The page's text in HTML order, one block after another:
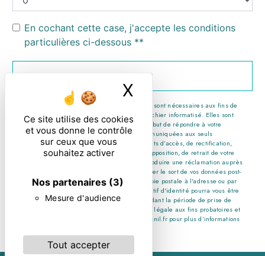
Ce site utilise des cookies
et vous donne le contrôle
sur ceux que vous
souhaitez activer
Nos partenaires (3)
Mesure d'audience
Tout accepter
X Masquer le
En cochant cette case, j'accepte les conditions
particulières ci-dessous **
ENVOYER
** Les données personnelles communiquées sont nécessaires aux fins de
vous contacter et sont enregistrées dans un fichier informatisé. Elles sont
destinées à et ses sous-traitants dans le seul but de répondre à votre
message. Les données collectées seront communiquées aux seuls
destinataires suivants: . Vous disposez de droits d’accès, de rectification,
d’effacement, de portabilité, de limitation, d’opposition, de retrait de votre
consentement à tout moment et du droit d’introduire une réclamation auprès
d’une autorité de contrôle, ainsi que d’organiser le sort de vos données post-
mortem. Vous pouvez exercer ces droits par voie postale à l'adresse ou par
courrier électronique à l'adresse . Un justificatif d'identité pourra vous être
demandé. Nous conservons vos données pendant la période de prise de
contact puis pendant la durée de prescription légale aux fins probatoires et
de gestion des contentieux. Consultez le site cnil.fr pour plus d’informations